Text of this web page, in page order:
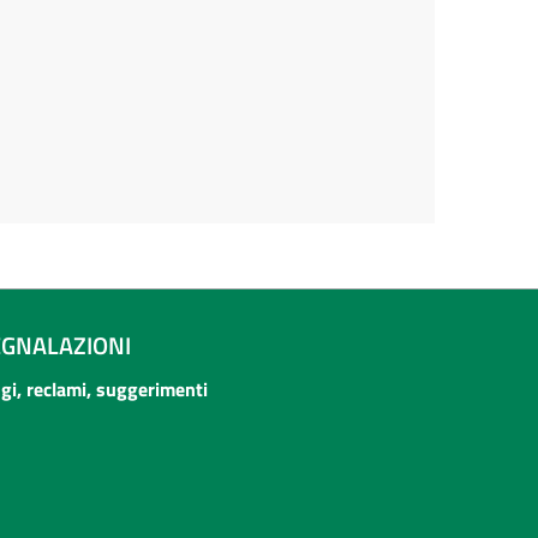
reclami, suggerimenti